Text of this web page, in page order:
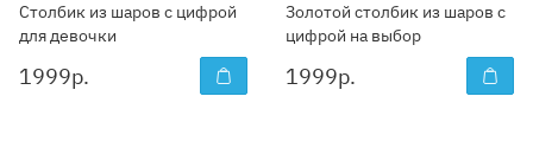
Столбик из шаров с цифрой
для девочки
1999р.
Золотой столбик из шаров с
цифрой на выбор
1999р.